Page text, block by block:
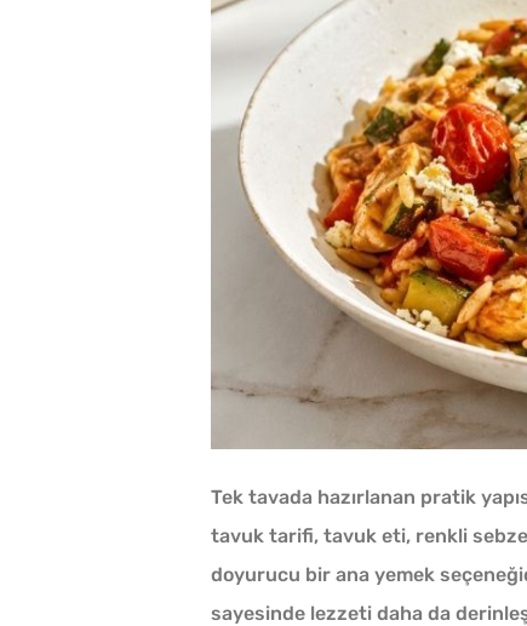
Tek tavada hazırlanan pratik
tavuk tarifi, tavuk eti, renkli
doyurucu bir ana yemek
sayesinde lezzeti daha da